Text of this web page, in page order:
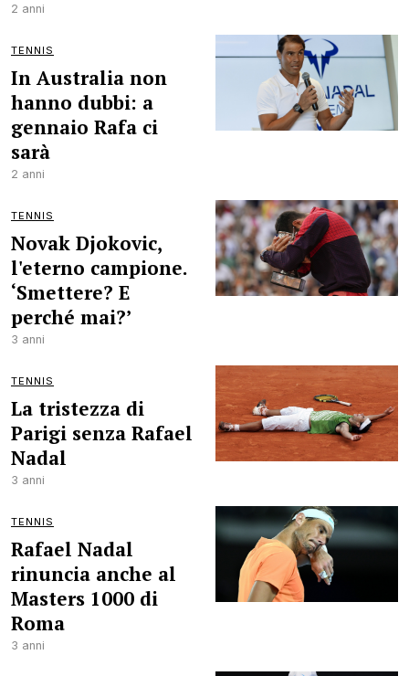
2 anni
TENNIS
In Australia non
hanno dubbi: a
gennaio Rafa ci
sarà
2 anni
TENNIS
Novak Djokovic,
l'eterno campione.
‘Smettere? E
perché mai?’
3 anni
TENNIS
La tristezza di
Parigi senza Rafael
Nadal
3 anni
TENNIS
Rafael Nadal
rinuncia anche al
Masters 1000 di
Roma
3 anni